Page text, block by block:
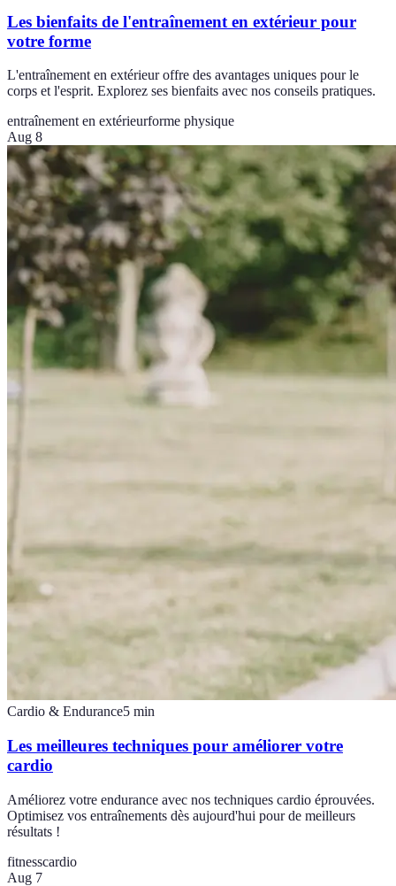
Les bienfaits de l'entraînement en extérieur pour
votre forme
L'entraînement en extérieur offre des avantages uniques pour le
corps et l'esprit. Explorez ses bienfaits avec nos conseils pratiques.
entraînement en extérieurforme physique
Aug 8
Cardio & Endurance5 min
Les meilleures techniques pour améliorer votre
cardio
Améliorez votre endurance avec nos techniques cardio éprouvées.
Optimisez vos entraînements dès aujourd'hui pour de meilleurs
résultats !
fitnesscardio
Aug 7